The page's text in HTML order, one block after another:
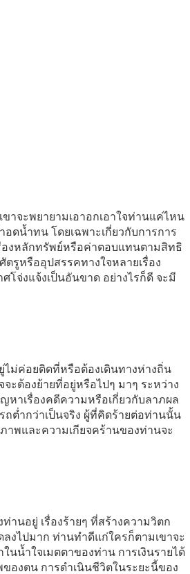
าจะพยายามเอาอกเอาใจท่านแค่ไหน
ดน้ำทน โดยเฉพาะเกี่ยวกับการการ
องหลักทรัพย์หรือค่าตอบแทนตามสิทธิ
รูหรืออุปสรรคทางใจหลายเรื่อง
โจ่งแจ้งเป็นอันขาด อย่างไรก็ดี จะมี
ไม่ค่อยติดที่หรือต้องเดินทางห่างถิ่น
ะต้องย้ายที่อยู่หรือไปๆ มาๆ ระหว่าง
หาเรื่องคดีความหรือเกี่ยวกับลาภผล
ถต่ำกว่าเป็นจริง ผู้ที่คิดร้ายต่อท่านนั้น
าพและความเกียจคร้านของท่านจะ
านอยู่ เรื่องร้ายๆ ที่สร้างความวิตก
งไปมาก ท่านทำดีแก่ใครก็ตามเขาจะ
นน้ำใจเมตตาของท่าน การเงินรายได้
งตน การดำเนินชีวิตในระยะนี้ของ